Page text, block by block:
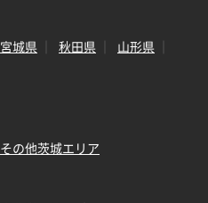
宮城県 秋田県
山形県
その他茨城エリア